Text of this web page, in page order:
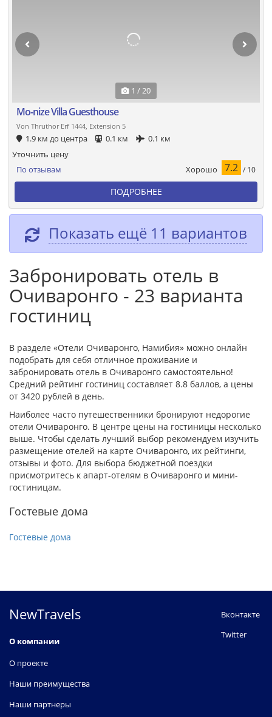
1 / 20
Mo-nize Villa Guesthouse
Von Thruthor Erf 1444, Extension 5
1.9 км до центра 0.1 км 0.1 км
По отзывам Хорошо 7.2 / 10
Уточнить цену
ПОДРОБНЕЕ
Показать ещё 11 вариантов
Забронировать отель в
Очиваронго - 23 варианта
гостиниц
В разделе «Отели Очиваронго, Намибия» можно онлайн
подобрать для себя отличное проживание и
забронировать отель в Очиваронго самостоятельно!
Средний рейтинг гостиниц составляет 8.8 баллов, а цены
от 3420 рублей в день.
Наиболее часто путешественники бронируют недорогие
отели Очиваронго. В центре цены на гостиницы несколько
выше. Чтобы сделать лучший выбор рекомендуем изучить
размещение отелей на карте Очиваронго, их рейтинги,
отзывы и фото. Для выбора бюджетной поездки
присмотритесь к апарт-отелям в Очиваронго и мини-
гостиницам.
Гостевые дома
Гостевые дома
NewTravels
О компании
О проекте
Наши преимущества
Наши партнеры
Вконтакте
Twitter